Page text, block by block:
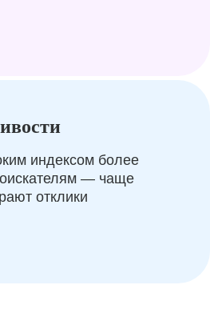
индексом более
— чаще
отклики